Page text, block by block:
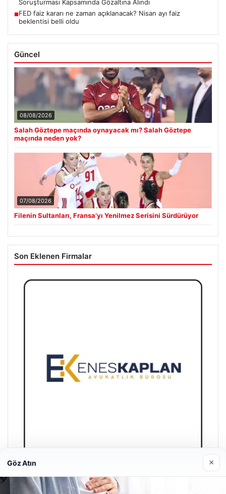
Soruşturması Kapsamında Gözaltına Alındı
■FED faiz kararı ne zaman açıklanacak? Nisan ayı faiz
beklentisi belli oldu
Güncel
08/08/2026
Salah Göztepe maçında oynayacak mı? Salah Göztepe
maçında neden yok?
07/08/2026
Filenin Sultanları, Fransa’yı Yenilmez Serisini Sürdürüyor
Son Eklenen Firmalar
Enes Kaplan Avukatlık Bürosu
28/04/2026
Göz Atın ×